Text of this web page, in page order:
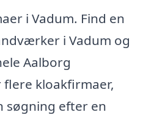
i Vadum. Find en
i Vadum og
Aalborg
kloakfirmaer,
søgning efter en